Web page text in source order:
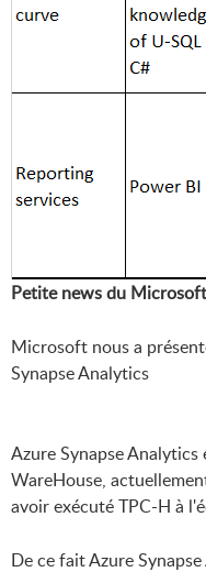
Petite news du
Microsoft nous a
Synapse Analytics
Azure Synapse
WareHouse,
avoir exécuté TPC-H à
De ce fait Azure